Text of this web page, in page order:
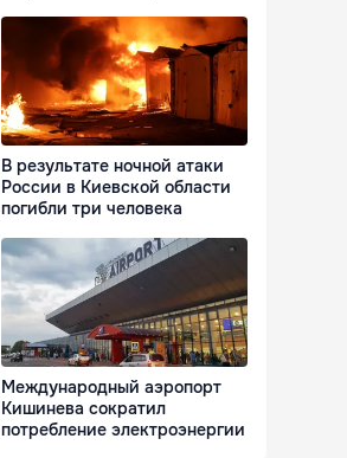
В результате ночной атаки
России в Киевской области
погибли три человека
Международный аэропорт
Кишинева сократил
потребление электроэнергии